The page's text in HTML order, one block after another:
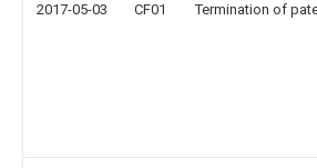
2017-05-03 CF01 Termination of